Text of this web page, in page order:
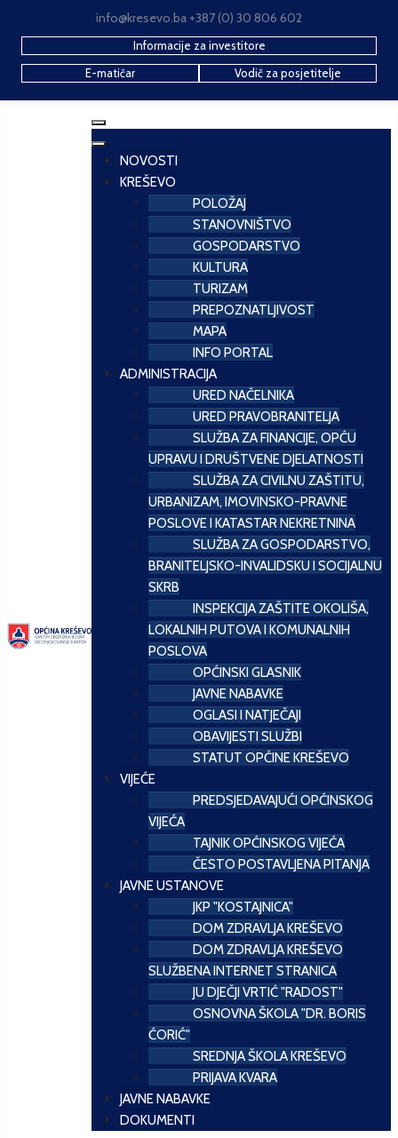
info@kresevo.ba +387 (0) 30 806 602
Informacije za investitore
E-matičar
Vodič za posjetitelje
NOVOSTI
KREŠEVO
POLOŽAJ
STANOVNIŠTVO
GOSPODARSTVO
KULTURA
TURIZAM
PREPOZNATLJIVOST
MAPA
INFO PORTAL
ADMINISTRACIJA
URED NAČELNIKA
URED PRAVOBRANITELJA
SLUŽBA ZA FINANCIJE, OPĆU
UPRAVU I DRUŠTVENE DJELATNOSTI
SLUŽBA ZA CIVILNU ZAŠTITU,
URBANIZAM, IMOVINSKO-PRAVNE
POSLOVE I KATASTAR NEKRETNINA
SLUŽBA ZA GOSPODARSTVO,
BRANITELJSKO-INVALIDSKU I SOCIJALNU
SKRB
INSPEKCIJA ZAŠTITE OKOLIŠA,
LOKALNIH PUTOVA I KOMUNALNIH
POSLOVA
OPĆINSKI GLASNIK
JAVNE NABAVKE
OGLASI I NATJEČAJI
OBAVIJESTI SLUŽBI
STATUT OPĆINE KREŠEVO
VIJEĆE
PREDSJEDAVAJUĆI OPĆINSKOG
VIJEĆA
TAJNIK OPĆINSKOG VIJEĆA
ČESTO POSTAVLJENA PITANJA
JAVNE USTANOVE
JKP "KOSTAJNICA"
DOM ZDRAVLJA KREŠEVO
DOM ZDRAVLJA KREŠEVO
SLUŽBENA INTERNET STRANICA
JU DJEČJI VRTIĆ "RADOST"
OSNOVNA ŠKOLA "DR. BORIS
ĆORIĆ"
SREDNJA ŠKOLA KREŠEVO
PRIJAVA KVARA
JAVNE NABAVKE
DOKUMENTI